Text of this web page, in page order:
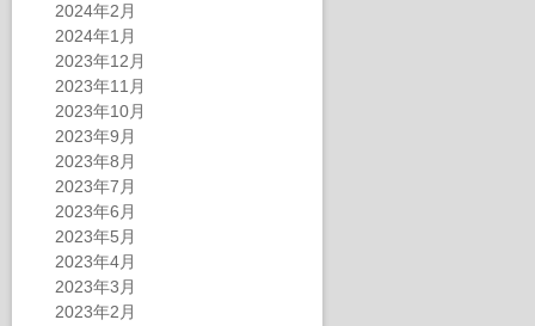
2024年2月
2024年1月
2023年12月
2023年11月
2023年10月
2023年9月
2023年8月
2023年7月
2023年6月
2023年5月
2023年4月
2023年3月
2023年2月